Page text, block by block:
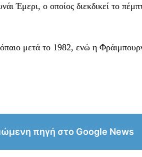
Έμερι, ο οποίος διεκδικεί το
μετά το 1982, ενώ η
πηγή στο Google News